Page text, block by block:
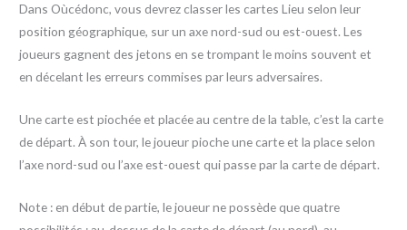
Dans Oùcédonc, vous devrez classer les cartes Lieu selon leur
position géographique, sur un axe nord-sud ou est-ouest. Les
joueurs gagnent des jetons en se trompant le moins souvent et
en décelant les erreurs commises par leurs adversaires.
Une carte est piochée et placée au centre de la table, c’est la carte
de départ. À son tour, le joueur pioche une carte et la place selon
l’axe nord-sud ou l’axe est-ouest qui passe par la carte de départ.
Note : en début de partie, le joueur ne possède que quatre